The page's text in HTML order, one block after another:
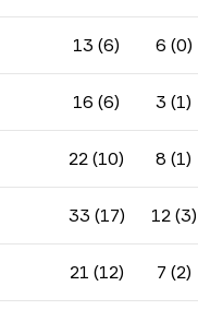
13 (6) 6 (0)
16 (6) 3 (1)
22 (10) 8 (1)
33 (17) 12 (3)
21 (12) 7 (2)